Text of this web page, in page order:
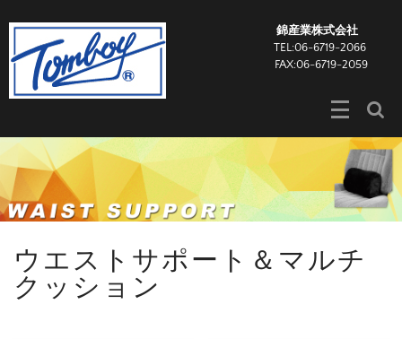
錦産業株式会社
TEL:06-6719-2066
FAX:06-6719-2059
ウエストサポート＆マルチ
クッション